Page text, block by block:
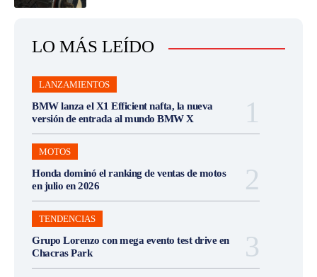
LO MÁS LEÍDO
LANZAMIENTOS
BMW lanza el X1 Efficient nafta, la nueva
versión de entrada al mundo BMW X
MOTOS
Honda dominó el ranking de ventas de motos
en julio en 2026
TENDENCIAS
Grupo Lorenzo con mega evento test drive en
Chacras Park